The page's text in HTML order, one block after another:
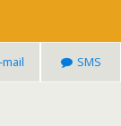
mail SMS